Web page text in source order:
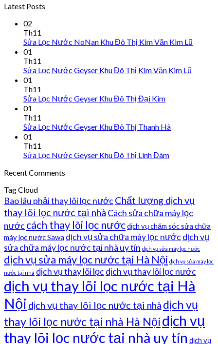
Latest Posts
02
Th11
Sửa Lọc Nước NoNan Khu Đô Thị Kim Văn Kim Lũ
01
Th11
Sửa Lọc Nước Geyser Khu Đô Thị Kim Văn Kim Lũ
01
Th11
Sửa Lọc Nước Geyser Khu Đô Thị Đại Kim
01
Th11
Sửa Lọc Nước Geyser Khu Đô Thị Thanh Hà
01
Th11
Sửa Lọc Nước Geyser Khu Đô Thị Linh Đàm
Recent Comments
Tag Cloud
Bao lâu phải thay lõi lọc nước Chất lượng dịch vụ
thay lõi lọc nước tại nhà Cách sửa chữa máy lọc
nước cách thay lõi lọc nướcdịch vụ chăm sóc sửa chữa
máy lọc nước Sawa dịch vụ sửa chữa máy lọc nước dịch vụ
sửa chữa máy lọc nước tại nhà uy tín dịch vụ sửa máy lọc nước
dịch vụ sửa máy lọc nước tại Hà Nội dịch vụ sửa máy lọc
nước tại nhà dịch vụ thay lõi lọc dịch vụ thay lõi lọc nước
dịch vụ thay lõi lọc nước tại Hà
Nội dịch vụ thay lõi lọc nước tại nhà dịch vụ
thay lõi lọc nước tại nhà Hà Nộidịch vụ
thay lõi lọc nước tại nhà uy tín dịch vụ